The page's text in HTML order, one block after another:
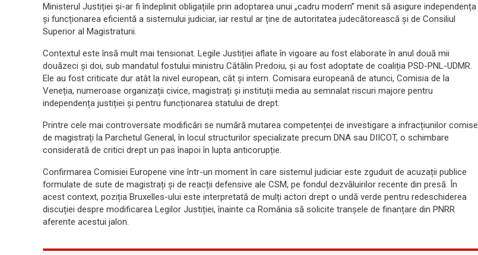
Ministerul Justiției și-ar fi îndeplinit obligațiile prin adoptarea unui „cadru modern” menit să asigure independența
și funcționarea eficientă a sistemului judiciar, iar restul ar ține de autoritatea judecătorească și de Consiliul
Superior al Magistraturii.
Contextul este însă mult mai tensionat. Legile Justiției aflate în vigoare au fost elaborate în anul două mii
douăzeci și doi, sub mandatul fostului ministru Cătălin Predoiu, și au fost adoptate de coaliția PSD-PNL-UDMR.
Ele au fost criticate dur atât la nivel european, cât și intern. Comisara europeană de atunci, Comisia de la
Veneția, numeroase organizații civice, magistrați și instituții media au semnalat riscuri majore pentru
independența justiției și pentru funcționarea statului de drept.
Printre cele mai controversate modificări se numără mutarea competenței de investigare a infracțiunilor comise
de magistrați la Parchetul General, în locul structurilor specializate precum DNA sau DIICOT, o schimbare
considerată de critici drept un pas înapoi în lupta anticorupție.
Confirmarea Comisiei Europene vine într-un moment în care sistemul judiciar este zguduit de acuzații publice
formulate de sute de magistrați și de reacții defensive ale CSM, pe fondul dezvăluirilor recente din presă. În
acest context, poziția Bruxelles-ului este interpretată de mulți actori drept o undă verde pentru redeschiderea
discuției despre modificarea Legilor Justiției, înainte ca România să solicite tranșele de finanțare din PNRR
aferente acestui jalon.